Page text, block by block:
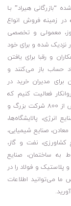
“بازرگانی هیراد” بـا
در زمینه فروش انواع
معمولی و تخصصی
نزدیک شده و برای خود
و رقبا برای یافتن
حساب باز می‌کنند و
مدیران خرید در
فعالیت کنیم که
باعث رشد روزافزون مجموعه شد. در همین راستا بیش از 800 شرکت بزرگ و
انرژی، پالایشگاه‌ها،
صنایع شیمیایی،
کشاورزی، نفت و گاز،
به ساختمان، صنایع
پلاستیک و فولاد را در
ما می‌توانید اطلاعات